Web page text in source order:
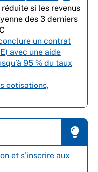
si les revenus
des 3 derniers
un contrat
avec une aide
95 % du taux
cotisations,
et s’inscrire aux